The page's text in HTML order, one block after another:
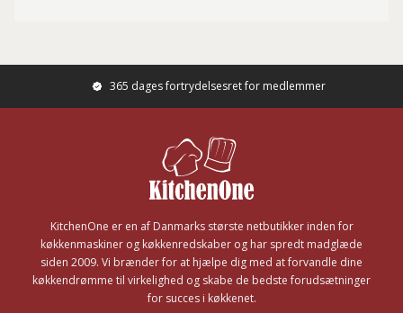
365 dages fortrydelsesret for medlemmer
KitchenOne er en af Danmarks største netbutikker inden for
køkkenmaskiner og køkkenredskaber og har spredt madglæde
siden 2009. Vi brænder for at hjælpe dig med at forvandle dine
køkkendrømme til virkelighed og skabe de bedste forudsætninger
for succes i køkkenet.